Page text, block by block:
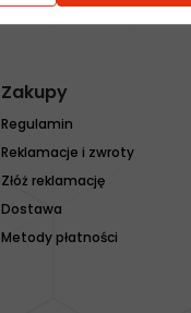
Zakupy
Regulamin
Reklamacje i zwroty
Złóż reklamację
Dostawa
Metody płatności